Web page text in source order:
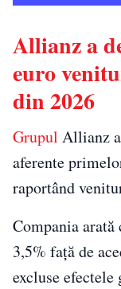
Allianz a
euro
din 2026
Grupul Allianz
aferente
raportând
Compania
3,5% față de
excluse